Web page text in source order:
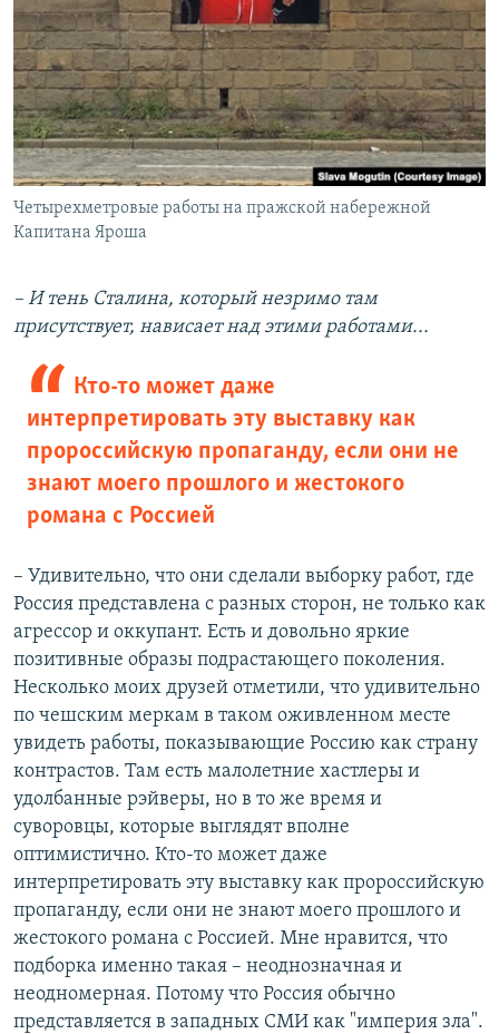
Четырехметровые работы на пражской набережной
Капитана Яроша
– И тень Сталина, который незримо там
присутствует, нависает над этими работами...
Кто-то может даже
интерпретировать эту выставку как
пророссийскую пропаганду, если они не
знают моего прошлого и жестокого
романа с Россией
– Удивительно, что они сделали выборку работ, где
Россия представлена с разных сторон, не только как
агрессор и оккупант. Есть и довольно яркие
позитивные образы подрастающего поколения.
Несколько моих друзей отметили, что удивительно
по чешским меркам в таком оживленном месте
увидеть работы, показывающие Россию как страну
контрастов. Там есть малолетние хастлеры и
удолбанные рэйверы, но в то же время и
суворовцы, которые выглядят вполне
оптимистично. Кто-то может даже
интерпретировать эту выставку как пророссийскую
пропаганду, если они не знают моего прошлого и
жестокого романа с Россией. Мне нравится, что
подборка именно такая – неоднозначная и
неодномерная. Потому что Россия обычно
представляется в западных СМИ как "империя зла".